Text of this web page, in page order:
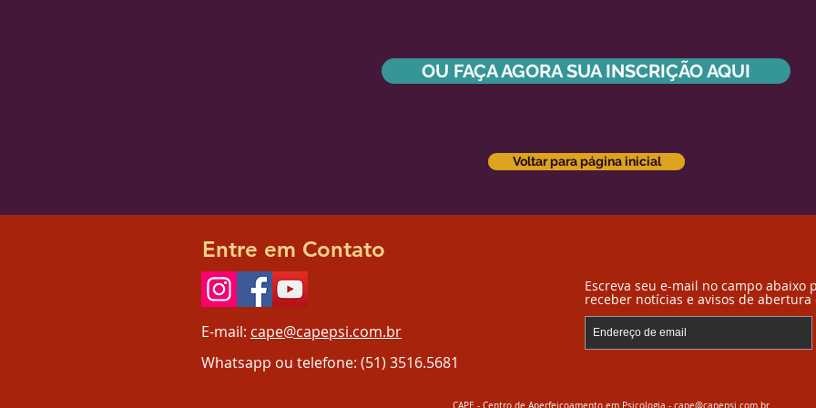
OU FAÇA AGORA SUA INSCRIÇÃO AQUI
Voltar para página inicial
Entre em Contato
E-mail: cape@capepsi.com.br
Whatsapp ou telefone: (51) 3516.5681
Escreva seu e-mail no campo abaixo
receber notícias e avisos de abertura